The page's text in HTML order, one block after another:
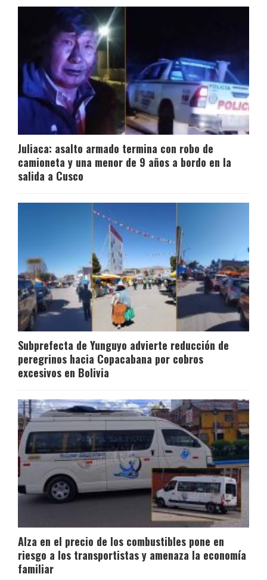
Juliaca: asalto armado termina con robo de
camioneta y una menor de 9 años a bordo en la
salida a Cusco
Subprefecta de Yunguyo advierte reducción de
peregrinos hacia Copacabana por cobros
excesivos en Bolivia
Alza en el precio de los combustibles pone en
riesgo a los transportistas y amenaza la economía
familiar